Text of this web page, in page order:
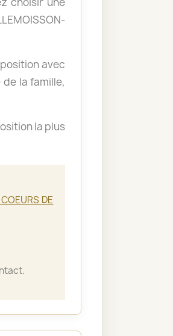
avec
la famille,
la plus
DE